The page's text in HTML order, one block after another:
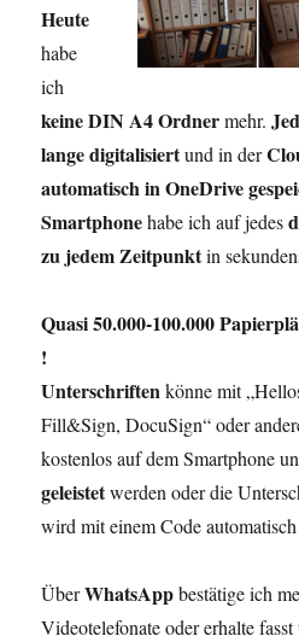
Heute
habe
ich
keine DIN A4 Ordnermehr.
lange digitalisiertund in der
automatisch in OneDrive
Smartphonehabe ich auf jedes
zu jedem Zeitpunktin
Quasi 50.000-100.000
!
Unterschriftenkönne mit
Fill&Sign, DocuSign“ oder
kostenlos auf dem Smartphone
geleistetwerden oder die
wird mit einem Code
ÜberWhatsAppbestätige ich
Videotelefonate oder erhalte